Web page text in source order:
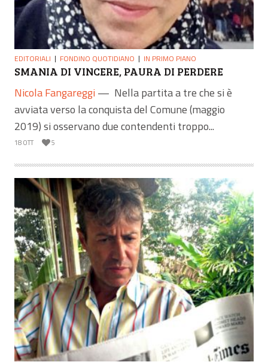
EDITORIALI FONDINO QUOTIDIANO IN PRIMO PIANO
SMANIA DI VINCERE, PAURA DI PERDERE
Nicola Fangareggi — Nella partita a tre che si è
avviata verso la conquista del Comune (maggio
2019) si osservano due contendenti troppo...
18 OTT 5